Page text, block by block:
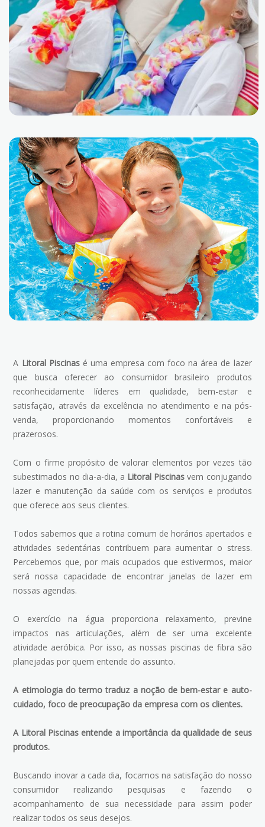
A Litoral Piscinasé uma empresa com foco na área de lazer
que busca oferecer ao consumidor brasileiro produtos
reconhecidamente líderes em qualidade, bem-estar e
satisfação, através da excelência no atendimento e na pós-
venda, proporcionando momentos confortáveis e
prazerosos.
Com o firme propósito de valorar elementos por vezes tão
subestimados no dia-a-dia, a Litoral Piscinas vem conjugando
lazer e manutenção da saúde com os serviços e produtos
que oferece aos seus clientes.
Todos sabemos que a rotina comum de horários apertados e
atividades sedentárias contribuem para aumentar o stress.
Percebemos que, por mais ocupados que estivermos, maior
será nossa capacidade de encontrar janelas de lazer em
nossas agendas.
O exercício na água proporciona relaxamento, previne
impactos nas articulações, além de ser uma excelente
atividade aeróbica. Por isso, as nossas piscinas de fibra são
planejadas por quem entende do assunto.
A etimologia do termo traduz a noção de bem-estar e auto-
cuidado, foco de preocupação da empresa com os clientes.
A Litoral Piscinas entende a importância da qualidade de seus
produtos.
Buscando inovar a cada dia, focamos na satisfação do nosso
consumidor realizando pesquisas e fazendo o
acompanhamento de sua necessidade para assim poder
realizar todos os seus desejos.